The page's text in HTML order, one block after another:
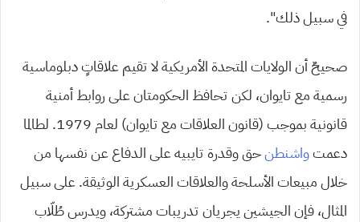
في سبيل ذلك”.
صحيحٌ أن الولايات المتحدة الأمريكية لا تقيم علاقاتٍ دبلوماسية
رسمية مع تايوان، لكن تحافظ الحكومتان على روابط أمنية
قانونية بموجب (قانون العلاقات مع تايوان) لعام 1979. لطالما
دعمتواشنطنحق وقدرة تايبيه على الدفاع عن نفسها من
خلال مبيعات الأسلحة والعلاقات العسكرية الوثيقة. على سبيل
المثال، فإن الجيشين يجريان تدريبات مشتركة، ويدرس طُلّاب